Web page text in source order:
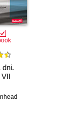
dni.